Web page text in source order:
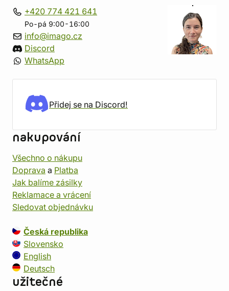
+420 774 421 641
Po-pá 9:00-16:00
info@imago.cz
Discord
WhatsApp
Přidej se na Discord!
nakupování
Všechno o nákupu
Doprava a Platba
Jak balíme zásilky
Reklamace a vrácení
Sledovat objednávku
Česká republika
Slovensko
English
Deutsch
užitečné